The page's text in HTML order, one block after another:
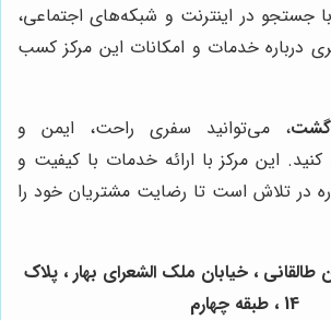
با جستجو در اینترنت و شبکه‌های اجتماعی،
درباره خدمات و امکانات این مرکز کسب
، می‌توانید سفری راحت، ایمن و
کنید. این مرکز با ارائه خدمات با کیفیت و
در تلاش است تا رضایت مشتریان خود را
طالقانی ، خیابان ملک الشعرای بهار ، پلاک
14 ، طبقه چهارم